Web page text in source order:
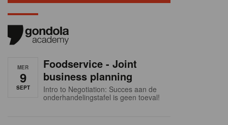
MER
9
SEPT
Foodservice - Joint
business planning
Intro to Negotiation: Succes aan de
onderhandelingstafel is geen toeval!